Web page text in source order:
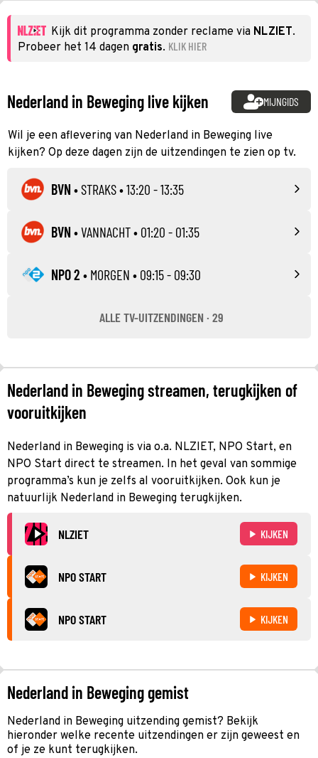
Kijk dit programma zonder reclame via NLZIET.
Probeer het 14 dagen gratis. KLIK HIER
Nederland in Beweging live kijken MIJNGIDS
Wil je een aflevering van Nederland in Beweging live
kijken? Op deze dagen zijn de uitzendingen te zien op tv.
BVN •STRAKS• 13:20 - 13:35
BVN •VANNACHT• 01:20 - 01:35
NPO 2 • MORGEN • 09:15 - 09:30
ALLE TV-UITZENDINGEN · 29
Nederland in Beweging streamen, terugkijken of
vooruitkijken
Nederland in Beweging is via o.a. NLZIET, NPO Start, en
NPO Start direct te streamen. In het geval van sommige
programma’s kun je zelfs al vooruitkijken. Ook kun je
natuurlijk Nederland in Beweging terugkijken.
NLZIET KIJKEN
NPO START KIJKEN
NPO START KIJKEN
Nederland in Beweging gemist
Nederland in Beweging uitzending gemist? Bekijk
hieronder welke recente uitzendingen er zijn geweest en
of je ze kunt terugkijken.